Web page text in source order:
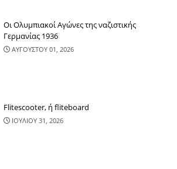
Οι Ολυμπιακοί Αγώνες της ναζιστικής
Γερμανίας 1936
ΑΥΓΟΥΣΤΟΥ 01, 2026
Flitescooter, ή fliteboard
ΙΟΥΛΙΟΥ 31, 2026